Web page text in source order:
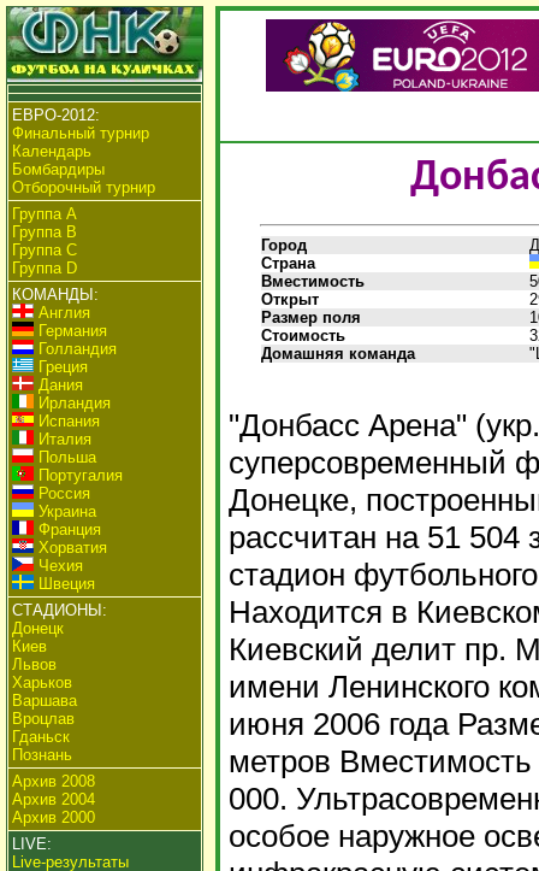
ЕВРО-2012:
Финальный турнир
Календарь
Бомбардиры
Отборочный турнир
Группа А
Группа B
Группа C
Группа D
КОМАНДЫ:
Англия
Германия
Голландия
Греция
Дания
Ирландия
Испания
Италия
Польша
Португалия
Россия
Украина
Франция
Хорватия
Чехия
Швеция
СТАДИОНЫ:
Донецк
Киев
Львов
Харьков
Варшава
Вроцлав
Гданьск
Познань
Архив 2008
Архив 2004
Архив 2000
LIVE:
Live-результаты
Город
Страна
Вместимость
Открыт
Размер поля
Стоимость
Домашняя команда
"Донбасс Арена"
суперсовременный
Донецке,
рассчитан на 51
стадион
Находится в
Киевский делит пр.
имени Ленинского
июня 2006 года
метров
000.
особое наружное